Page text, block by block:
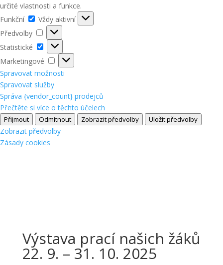
určité vlastnosti a funkce.
Funkční
Funkční
Vždy aktivní
Předvolby
Předvolby
Statistické
Statistické
Marketingové
Marketingové
Spravovat možnosti
Spravovat služby
Správa {vendor_count} prodejců
Přečtěte si více o těchto účelech
Přijmout Odmítnout Zobrazit předvolby Uložit předvolby
Zobrazit předvolby
Zásady cookies
Výstava prací našich žáků
22. 9. – 31. 10. 2025